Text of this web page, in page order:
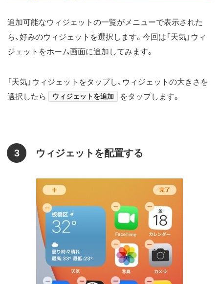
追加可能なウィジェットの一覧がメニューで表示された
ら、好みのウィジェットを選択します。今回は「天気」ウィ
ジェットをホーム画面に追加してみます。
「天気」ウィジェットをタップし、ウィジェットの大きさを
選択したら
ウィジェットを追加 をタップします。
3 ウィジェットを配置する